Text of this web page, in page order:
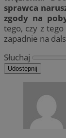
sprawca
zgody na
tego, czy z
zapadnie na
Słuchaj
Udostępnij